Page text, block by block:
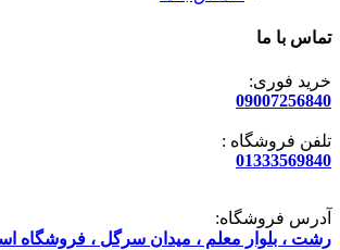
تماس با ما
خرید فوری:
09007256840
تلفن فروشگاه :
01333569840
آدرس فروشگاه:
رشت ، بلوار معلم ، میدان سرگل ، فروشگاه